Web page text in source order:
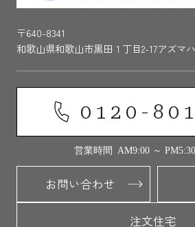
〒640-8341
和歌山県和歌山市黒田１丁目2-17アズマ
0120-
営業時間 AM9:00 ～ PM5:30
お問い合わせ
注文住宅